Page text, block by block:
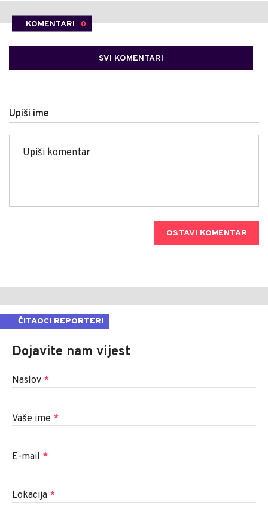
KOMENTARI 0
SVI KOMENTARI
Upiši ime
OSTAVI KOMENTAR
ČITAOCI REPORTERI
Dojavite nam vijest
Naslov *
Vaše ime *
E-mail *
Lokacija *